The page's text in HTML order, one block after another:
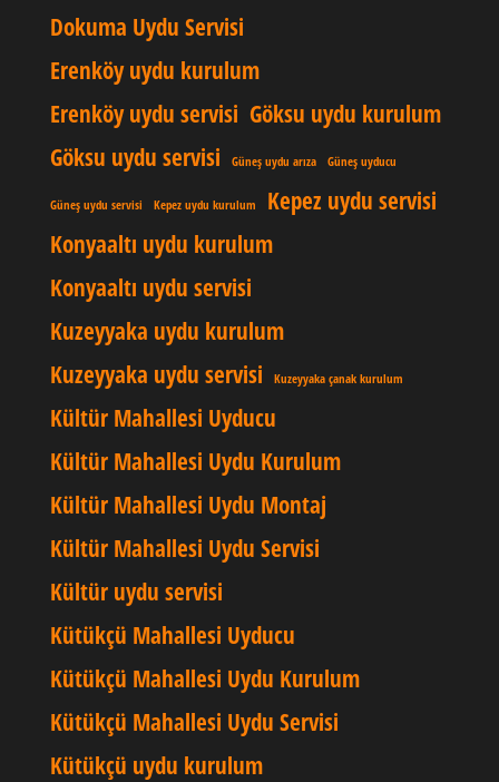
Dokuma Uydu Servisi
Erenköy uydu kurulum
Erenköy uydu servisi Göksu uydu kurulum
Göksu uydu servisi
Güneş uydu arıza Güneş uyducu
Güneş uydu servisi Kepez uydu kurulum
Kepez uydu servisi
Konyaaltı uydu kurulum
Konyaaltı uydu servisi
Kuzeyyaka uydu kurulum
Kuzeyyaka uydu servisi
Kuzeyyaka çanak kurulum
Kültür Mahallesi Uyducu
Kültür Mahallesi Uydu Kurulum
Kültür Mahallesi Uydu Montaj
Kültür Mahallesi Uydu Servisi
Kültür uydu servisi
Kütükçü Mahallesi Uyducu
Kütükçü Mahallesi Uydu Kurulum
Kütükçü Mahallesi Uydu Servisi
Kütükçü uydu kurulum